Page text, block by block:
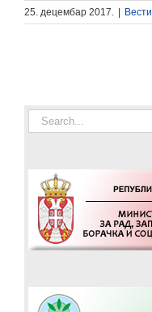
25. децембар 2017. | Вести
Search
for: